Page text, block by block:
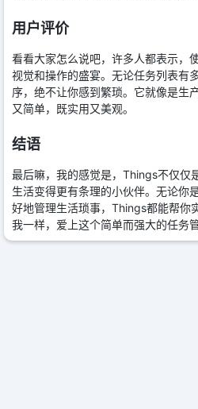
用户评价
看看大家怎么说吧，许多人都表示，
视觉和操作的盛宴。无论任务列表有
序，绝不让你感到繁琐。它就像是生
又简单，既实用又美观。
结语
最后嘛，我的感觉是，Things不仅仅
生活变得更有条理的小伙伴。无论你
好地管理生活琐事，Things都能帮你
我一样，爱上这个简单而强大的任务管